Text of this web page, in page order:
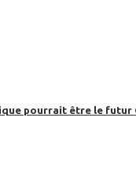
pourrait être le futur